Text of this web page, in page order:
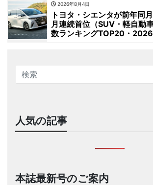
2026年8月4日
トヨタ・シエンタが前年同
月連続首位（SUV・軽自動
数ランキングTOP20・2026
人気の記事
本誌最新号のご案内